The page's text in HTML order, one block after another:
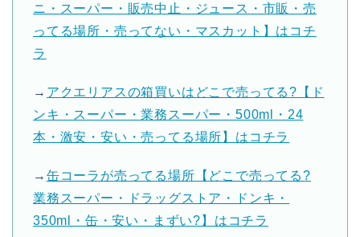
ニ・スーパー・販売中止・ジュース・市販・売
ってる場所・売ってない・マスカット】はコチ
ラ
→ アクエリアスの箱買いはどこで売ってる?【ド
ンキ・スーパー・業務スーパー・500ml・24
本・激安・安い・売ってる場所】はコチラ
→ 缶コーラが売ってる場所【どこで売ってる?
業務スーパー・ドラッグストア・ドンキ・
350ml・缶・安い・まずい?】はコチラ